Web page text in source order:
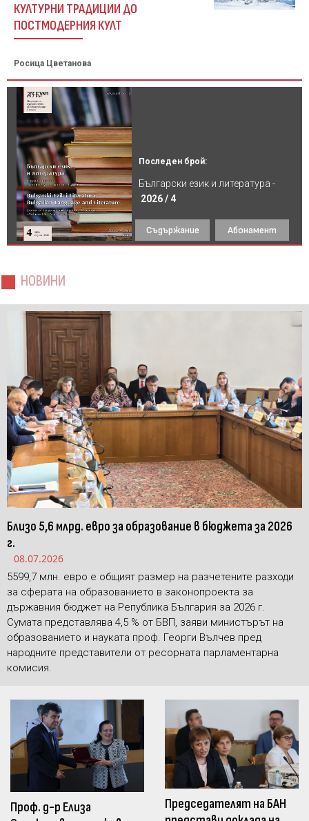
КУЛТУРНИ ТРАДИЦИИ ДО
ПОСТМОДЕРНИЯ КУЛТ
Росица Цветанова
Последен брой:
Български език и литература -
2026 / 4
Съдържание Абонамент
НОВИНИ
Близо 5,6 млрд. евро за образование в бюджета за 2026
г.
08.07.2026
5599,7 млн. евро е общият размер на разчетените разходи
за сферата на образованието в законопроекта за
държавния бюджет на Република България за 2026 г.
Сумата представлява 4,5 % от БВП, заяви министърът на
образованието и науката проф. Георги Вълчев пред
народните представители от ресорната парламентарна
комисия.
Проф. д-р Елиза
Председателят на БАН